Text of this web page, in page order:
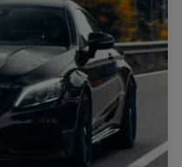
Aston Martin
Maserati